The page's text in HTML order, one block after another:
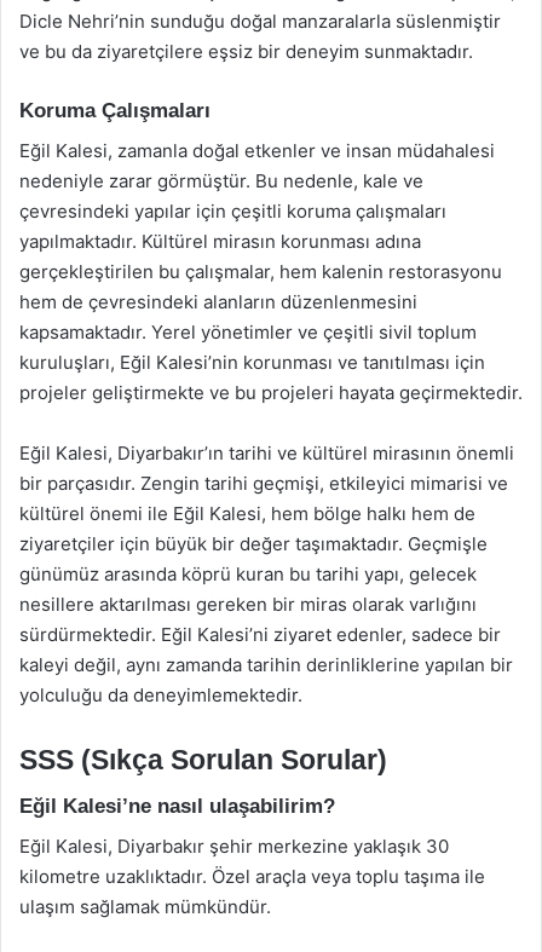
Dicle Nehri’nin sunduğu doğal manzaralarla süslenmiştir
ve bu da ziyaretçilere eşsiz bir deneyim sunmaktadır.
Koruma Çalışmaları
Eğil Kalesi, zamanla doğal etkenler ve insan müdahalesi
nedeniyle zarar görmüştür. Bu nedenle, kale ve
çevresindeki yapılar için çeşitli koruma çalışmaları
yapılmaktadır. Kültürel mirasın korunması adına
gerçekleştirilen bu çalışmalar, hem kalenin restorasyonu
hem de çevresindeki alanların düzenlenmesini
kapsamaktadır. Yerel yönetimler ve çeşitli sivil toplum
kuruluşları, Eğil Kalesi’nin korunması ve tanıtılması için
projeler geliştirmekte ve bu projeleri hayata geçirmektedir.
Eğil Kalesi, Diyarbakır’ın tarihi ve kültürel mirasının önemli
bir parçasıdır. Zengin tarihi geçmişi, etkileyici mimarisi ve
kültürel önemi ile Eğil Kalesi, hem bölge halkı hem de
ziyaretçiler için büyük bir değer taşımaktadır. Geçmişle
günümüz arasında köprü kuran bu tarihi yapı, gelecek
nesillere aktarılması gereken bir miras olarak varlığını
sürdürmektedir. Eğil Kalesi’ni ziyaret edenler, sadece bir
kaleyi değil, aynı zamanda tarihin derinliklerine yapılan bir
yolculuğu da deneyimlemektedir.
SSS (Sıkça Sorulan Sorular)
Eğil Kalesi’ne nasıl ulaşabilirim?
Eğil Kalesi, Diyarbakır şehir merkezine yaklaşık 30
kilometre uzaklıktadır. Özel araçla veya toplu taşıma ile
ulaşım sağlamak mümkündür.